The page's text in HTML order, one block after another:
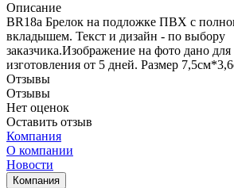
Описание
BR18a Брелок на подложке ПВХ с
вкладышем. Текст и дизайн - по выбору
заказчика.Изображение на фото дано
изготовления от 5 дней. Размер
Отзывы
Отзывы
Нет оценок
Оставить отзыв
Компания
О компании
Новости
Компания